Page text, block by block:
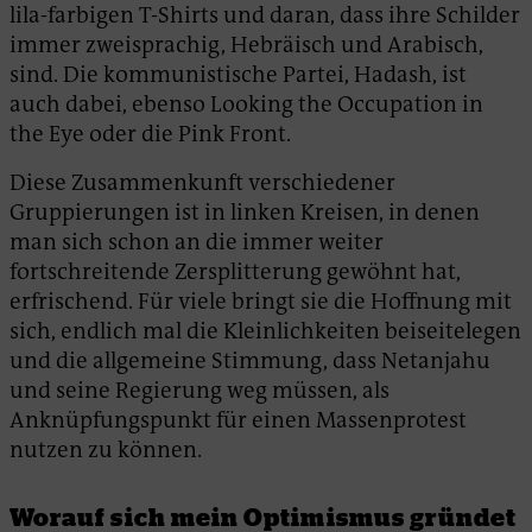
lila-farbigen T-Shirts und daran, dass ihre Schilder
immer zweisprachig, Hebräisch und Arabisch,
sind. Die kommunistische Partei, Hadash, ist
auch dabei, ebenso Looking the Occupation in
the Eye oder die Pink Front.
Diese Zusammenkunft verschiedener
Gruppierungen ist in linken Kreisen, in denen
man sich schon an die immer weiter
fortschreitende Zersplitterung gewöhnt hat,
erfrischend. Für viele bringt sie die Hoffnung mit
sich, endlich mal die Kleinlichkeiten beiseitelegen
und die allgemeine Stimmung, dass Netanjahu
und seine Regierung weg müssen, als
Anknüpfungspunkt für einen Massenprotest
nutzen zu können.
Worauf sich mein Optimismus gründet